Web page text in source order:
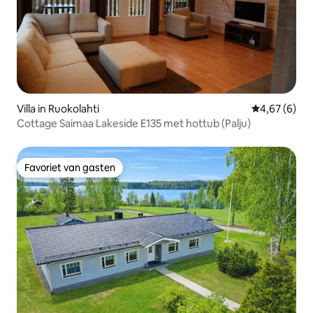
Villa in Ruokolahti Gemiddelde
4,67 (6)
Cottage Saimaa Lakeside E135 met hottub (Palju)
Favoriet van gasten
Favoriet van gasten